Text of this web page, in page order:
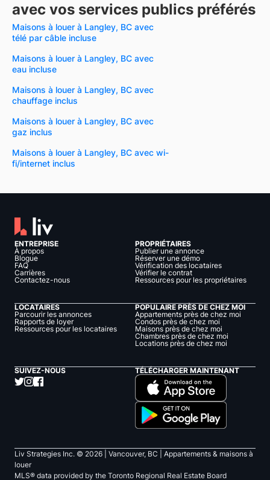
avec vos services publics préférés
Maisons à louer à Langley, BC avec
télé par câble incluse
Maisons à louer à Langley, BC avec
eau incluse
Maisons à louer à Langley, BC avec
chauffage inclus
Maisons à louer à Langley, BC avec
gaz inclus
Maisons à louer à Langley, BC avec wi-
fi/internet inclus
ENTREPRISE
À propos
Blogue
FAQ
Carrières
Contactez-nous
PROPRIÉTAIRES
Publier une annonce
Réserver une démo
Vérification des locataires
Vérifier le contrat
Ressources pour les propriétaires
LOCATAIRES
Parcourir les annonces
Rapports de loyer
Ressources pour les locataires
POPULAIRE PRÈS DE CHEZ MOI
Appartements près de chez moi
Condos près de chez moi
Maisons près de chez moi
Chambres près de chez moi
Locations près de chez moi
SUIVEZ-NOUS TÉLÉCHARGER MAINTENANT
Liv Strategies Inc. © 2026 | Vancouver, BC |
Appartements & maisons à
louer
MLS® data provided by the Toronto Regional Real Estate Board